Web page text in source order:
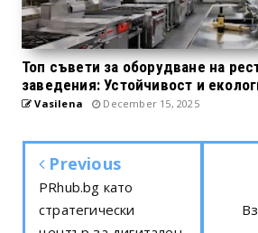
Топ съвети за оборудване на
заведения: Устойчивост и
Vasilena December 15, 2025
Previous
PRhub.bg като
стратегически